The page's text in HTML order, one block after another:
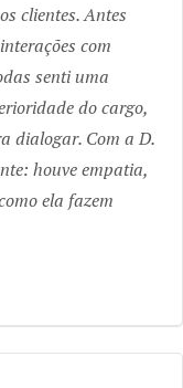
clientes. Antes
com
senti uma
do cargo,
dialogar. Com a D.
houve empatia,
ela fazem